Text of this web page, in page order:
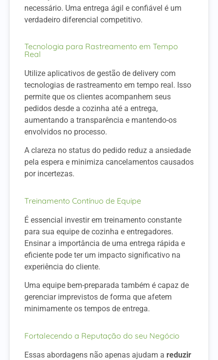
necessário. Uma entrega ágil e confiável é um
verdadeiro diferencial competitivo.
Tecnologia para Rastreamento em Tempo
Real
Utilize aplicativos de gestão de delivery com
tecnologias de rastreamento em tempo real. Isso
permite que os clientes acompanhem seus
pedidos desde a cozinha até a entrega,
aumentando a transparência e mantendo-os
envolvidos no processo.
A clareza no status do pedido reduz a ansiedade
pela espera e minimiza cancelamentos causados
por incertezas.
Treinamento Contínuo de Equipe
É essencial investir em treinamento constante
para sua equipe de cozinha e entregadores.
Ensinar a importância de uma entrega rápida e
eficiente pode ter um impacto significativo na
experiência do cliente.
Uma equipe bem-preparada também é capaz de
gerenciar imprevistos de forma que afetem
minimamente os tempos de entrega.
Fortalecendo a Reputação do seu Negócio
Essas abordagens não apenas ajudam a reduzir